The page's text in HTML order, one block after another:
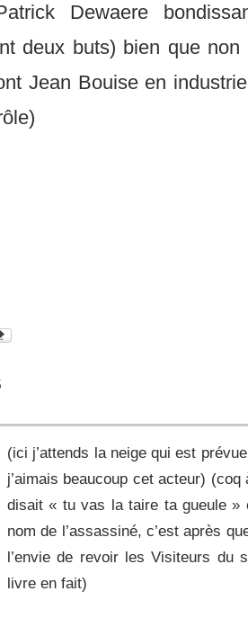
Dewaere
deux buts) bien que
Jean Bouise en
(ici j’attends la neige qui est
j’aimais beaucoup cet acteur)
disait « tu vas la taire ta gueule »
nom de l’assassiné, c’est après
l’envie de revoir les Visiteurs du
livre en fait)